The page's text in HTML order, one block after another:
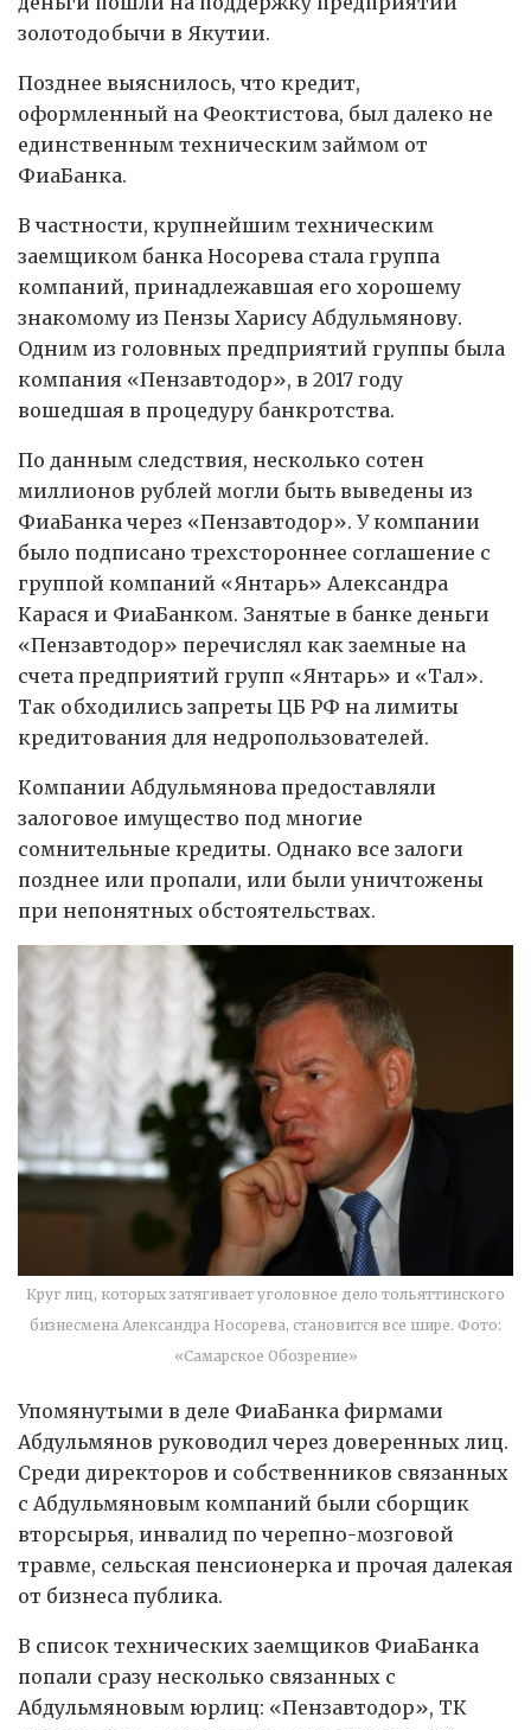
золотодобычи в Якутии.
Позднее выяснилось, что кредит,
оформленный на Феоктистова, был далеко не
единственным техническим займом от
ФиаБанка.
В частности, крупнейшим техническим
заемщиком банка Носорева стала группа
компаний, принадлежавшая его хорошему
знакомому из Пензы Харису Абдульмянову.
Одним из головных предприятий группы была
компания «Пензавтодор», в 2017 году
вошедшая в процедуру банкротства.
По данным следствия, несколько сотен
миллионов рублей могли быть выведены из
ФиаБанка через «Пензавтодор». У компании
было подписано трехстороннее соглашение с
группой компаний «Янтарь» Александра
Карася и ФиаБанком. Занятые в банке деньги
«Пензавтодор» перечислял как заемные на
счета предприятий групп «Янтарь» и «Тал».
Так обходились запреты ЦБ РФ на лимиты
кредитования для недропользователей.
Компании Абдульмянова предоставляли
залоговое имущество под многие
сомнительные кредиты. Однако все залоги
позднее или пропали, или были уничтожены
при непонятных обстоятельствах.
Круг лиц, которых затягивает уголовное дело тольяттинского
бизнесмена Александра Носорева, становится все шире. Фото:
«Самарское Обозрение»
Упомянутыми в деле ФиаБанка фирмами
Абдульмянов руководил через доверенных лиц.
Среди директоров и собственников связанных
с Абдульмяновым компаний были сборщик
вторсырья, инвалид по черепно-мозговой
травме, сельская пенсионерка и прочая далекая
от бизнеса публика.
В список технических заемщиков ФиаБанка
попали сразу несколько связанных с
Абдульмяновым юрлиц: «Пензавтодор», ТК